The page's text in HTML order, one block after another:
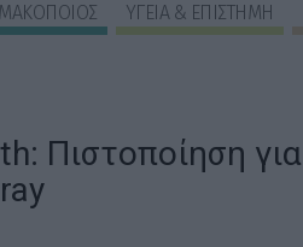
ΥΓΕΙΑ & ΕΠΙΣΤΗΜΗ
Πιστοποίηση για